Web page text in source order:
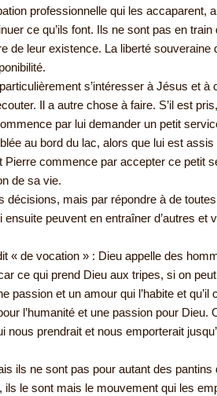
professionnelle qui les accaparent,
ce qu’ils font. Ils ne sont pas en
de leur existence. La liberté souveraine
s’intéresser à Jésus et à
Il a autre chose à faire. S’il est
par lui demander un petit
au bord du lac, alors que lui est
Pierre commence par accepter ce petit
de sa vie.
mais par répondre à de
peuvent en entraîner d’autres et
« de vocation » : Dieu appelle des
ce qui prend Dieu aux tripes, si on
passion et un amour qui l’habite et qu’il
l’humanité et une passion pour Dieu.
nous prendrait et nous emporterait
ils ne sont pas pour autant des
le sont mais le mouvement qui les